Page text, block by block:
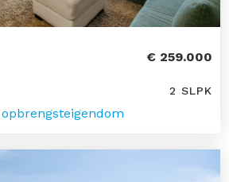
€ 259.000
2 SLPK